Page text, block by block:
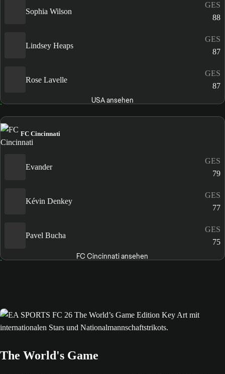
Sophia Wilson
GES
88
Lindsey Heaps
GES
87
Rose Lavelle
GES
87
USA ansehen
FC Cincinnati
Evander
GES
79
Kévin Denkey
GES
77
Pavel Bucha
GES
75
FC Cincinnati ansehen
The World's Game